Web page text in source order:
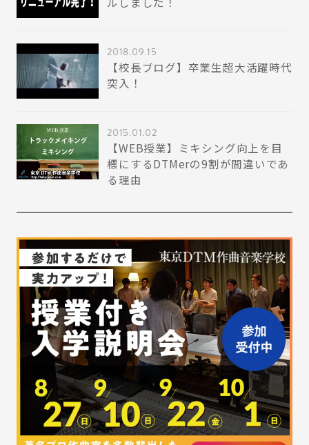
2018.09.15
【校長ブログ】卒業生超大活躍時代
突入！
2015.01.02
【WEB授業】ミキシング向上を目
標にするDTMerの9割が間違いであ
る理由